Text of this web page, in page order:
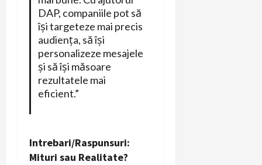
DAP, companiile pot să
își targeteze mai precis
audiența, să își
personalizeze mesajele
și să își măsoare
rezultatele mai
eficient.”
Intrebari/Raspunsuri:
Mituri sau Realitate?